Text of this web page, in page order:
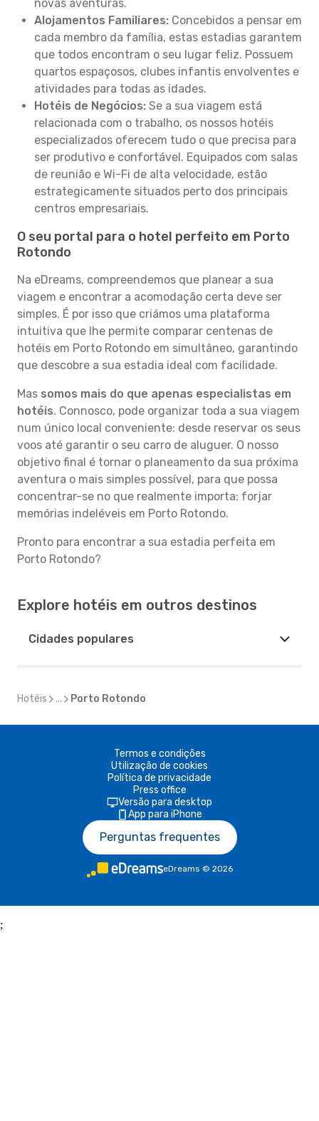
novas aventuras.
Alojamentos Familiares: Concebidos a pensar em
cada membro da família, estas estadias garantem
que todos encontram o seu lugar feliz. Possuem
quartos espaçosos, clubes infantis envolventes e
atividades para todas as idades.
Hotéis de Negócios: Se a sua viagem está
relacionada com o trabalho, os nossos hotéis
especializados oferecem tudo o que precisa para
ser produtivo e confortável. Equipados com salas
de reunião e Wi-Fi de alta velocidade, estão
estrategicamente situados perto dos principais
centros empresariais.
O seu portal para o hotel perfeito em Porto
Rotondo
Na eDreams, compreendemos que planear a sua
viagem e encontrar a acomodação certa deve ser
simples. É por isso que criámos uma plataforma
intuitiva que lhe permite comparar centenas de
hotéis em Porto Rotondo em simultâneo, garantindo
que descobre a sua estadia ideal com facilidade.
Mas somos mais do que apenas especialistas em
hotéis. Connosco, pode organizar toda a sua viagem
num único local conveniente: desde reservar os seus
voos até garantir o seu carro de aluguer. O nosso
objetivo final é tornar o planeamento da sua próxima
aventura o mais simples possível, para que possa
concentrar-se no que realmente importa: forjar
memórias indeléveis em Porto Rotondo.
Pronto para encontrar a sua estadia perfeita em
Porto Rotondo?
Explore hotéis em outros destinos
Cidades populares
Hotéis ... Porto Rotondo
Termos e condições
Utilização de cookies
Política de privacidade
Press office
Versão para desktop
App para iPhone
Perguntas frequentes
eDreams © 2026
;